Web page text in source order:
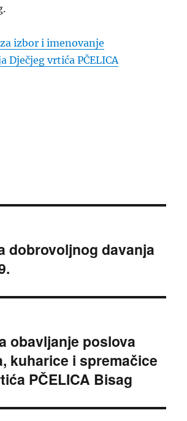
izbor i imenovanje
Dječjeg vrtića PČELICA
dobrovoljnog davanja
obavljanje poslova
kuharice i spremačice
PČELICA Bisag